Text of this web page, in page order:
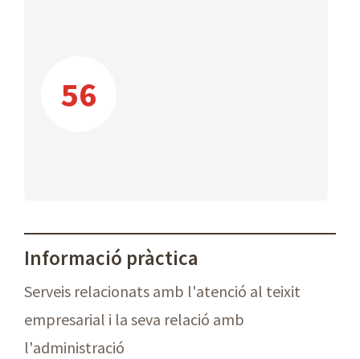
56
Informació pràctica
Serveis relacionats amb l'atenció al teixit
empresarial i la seva relació amb
l'administració